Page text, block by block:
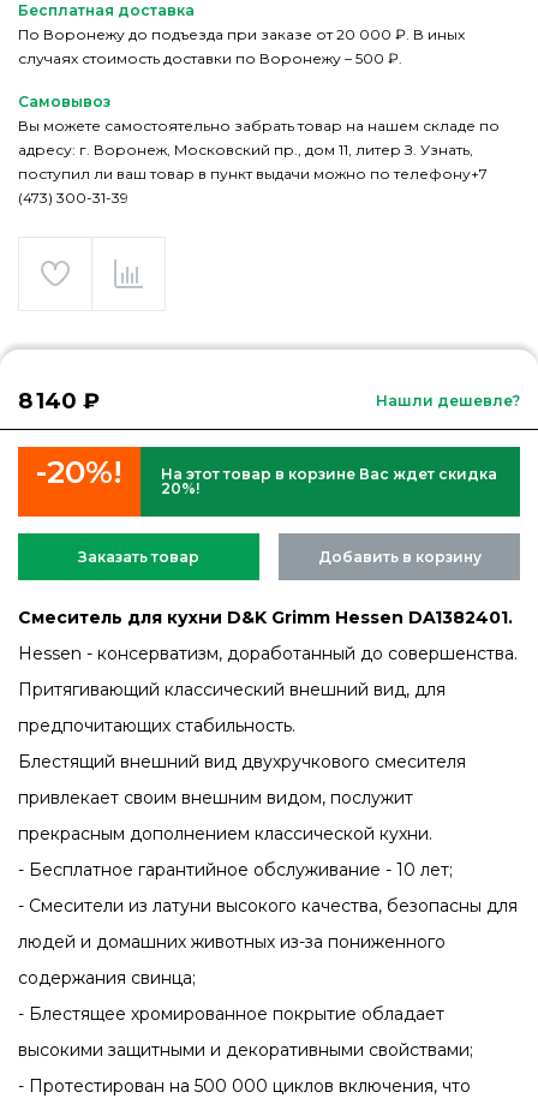
Бесплатная доставка
По Воронежу до подъезда при заказе от 20 000 ₽. В иных
случаях стоимость доставки по Воронежу – 500 ₽.
Самовывоз
Вы можете самостоятельно забрать товар на нашем складе по
адресу: г. Воронеж, Московский пр., дом 11, литер З. Узнать,
поступил ли ваш товар в пункт выдачи можно по телефону+7
(473) 300-31-39
8 140 ₽ Нашли дешевле?
-20%!
На этот товар в корзине Вас ждет скидка
20%!
Заказать товар Добавить в корзину
Смеситель для кухни D&K Grimm Hessen DA1382401.
Hessen - консерватизм, доработанный до совершенства.
Притягивающий классический внешний вид, для
предпочитающих стабильность.
Блестящий внешний вид двухручкового смесителя
привлекает своим внешним видом, послужит
прекрасным дополнением классической кухни.
- Бесплатное гарантийное обслуживание - 10 лет;
- Смесители из латуни высокого качества, безопасны для
людей и домашних животных из-за пониженного
содержания свинца;
- Блестящее хромированное покрытие обладает
высокими защитными и декоративными свойствами;
- Протестирован на 500 000 циклов включения, что